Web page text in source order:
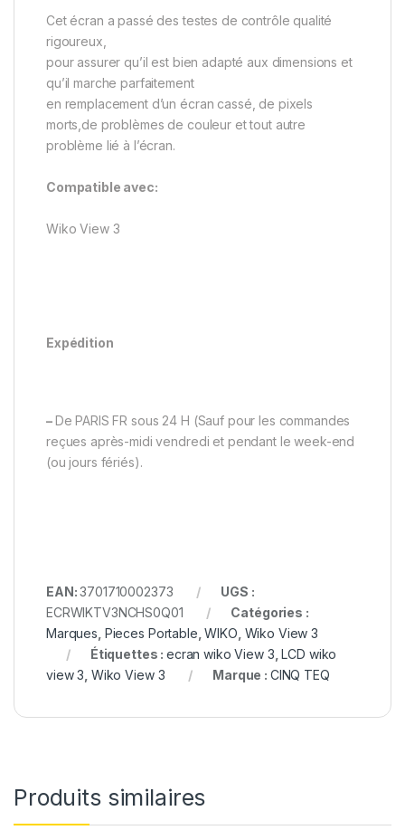
Cet écran a passé des testes de contrôle qualité
rigoureux,
pour assurer qu’il est bien adapté aux dimensions et
qu’il marche parfaitement
en remplacement d’un écran cassé, de pixels
morts,de problèmes de couleur et tout autre
problème lié à l’écran.
Compatible avec:
Wiko View 3
Expédition
–De PARIS FR sous 24 H (Sauf pour les commandes
reçues après-midi vendredi et pendant le week-end
(ou jours fériés).
EAN:3701710002373
UGS :
ECRWIKTV3NCHS0Q01
Catégories :
Marques Pieces Portable ,WIKO Wiko View 3
Étiquettes :ecran wiko View 3 ,LCD wiko
view 3 Wiko View 3 Marque : CINQ TEQ
Produits similaires